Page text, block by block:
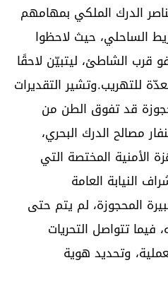
الدرك الملكي بمهامهم
الساحلي، حيث لاحظوا
الشاطئ، ليتبيّن لاحقًا
للتهريب.وتشير التقديرات
قد تفوق الطن من
مصالح الدرك البحري،
الأمنية المختصة التي
النيابة العامة
المحجوزة، لم يتم حتى
تتواصل التحريات
وتحديد هوية